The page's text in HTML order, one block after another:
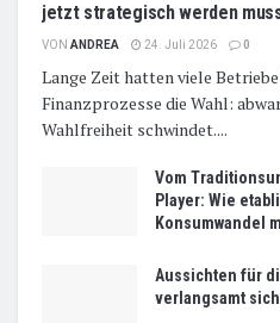
jetzt strategisch werden
VON ANDREA 24. Juli 2026 0
Lange Zeit hatten viele
Finanzprozesse die Wahl:
Wahlfreiheit schwindet....
Vom
Player: Wie
Konsumwandel
Aussichten für
verlangsamt